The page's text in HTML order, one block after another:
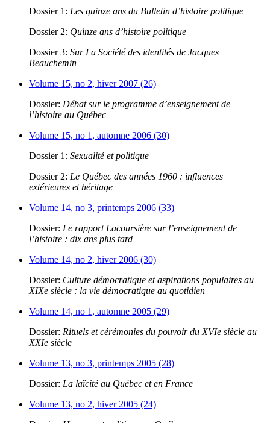
Dossier 1: Les quinze ans du Bulletin d’histoire politique
Dossier 2: Quinze ans d’histoire politique
Dossier 3: Sur La Société des identités de Jacques
Beauchemin
Volume 15, no 2, hiver 2007 (26)
Dossier: Débat sur le programme d’enseignement de
l’histoire au Québec
Volume 15, no 1, automne 2006 (30)
Dossier 1: Sexualité et politique
Dossier 2: Le Québec des années 1960 : influences
extérieures et héritage
Volume 14, no 3, printemps 2006 (33)
Dossier: Le rapport Lacoursière sur l’enseignement de
l’histoire : dix ans plus tard
Volume 14, no 2, hiver 2006 (30)
Dossier: Culture démocratique et aspirations populaires au
XIXe siècle : la vie démocratique au quotidien
Volume 14, no 1, automne 2005 (29)
Dossier: Rituels et cérémonies du pouvoir du XVIe siècle au
XXIe siècle
Volume 13, no 3, printemps 2005 (28)
Dossier: La laïcité au Québec et en France
Volume 13, no 2, hiver 2005 (24)